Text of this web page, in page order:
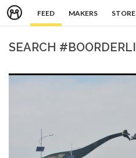
FEED MAKERS STORE
SEARCH